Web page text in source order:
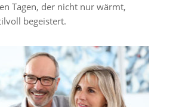
Tagen, der nicht nur wärmt,
begeistert.